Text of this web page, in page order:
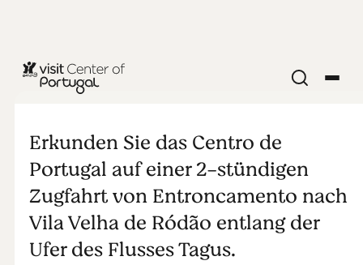
STÄDTE & DÖRFER
Mit dem Zug
durchs Tejo-
Tal
Erkunden Sie das Centro de
Portugal auf einer 2-stündigen
Zugfahrt von Entroncamento nach
Vila Velha de Ródão entlang der
Ufer des Flusses Tagus.